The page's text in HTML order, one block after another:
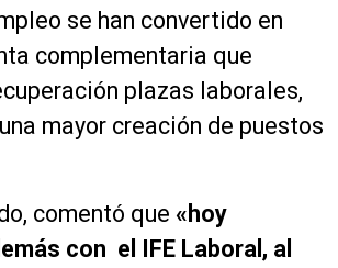
se han convertido en
complementaria que
plazas laborales,
mayor creación de puestos
comentó que «hoy
con el IFE Laboral, al